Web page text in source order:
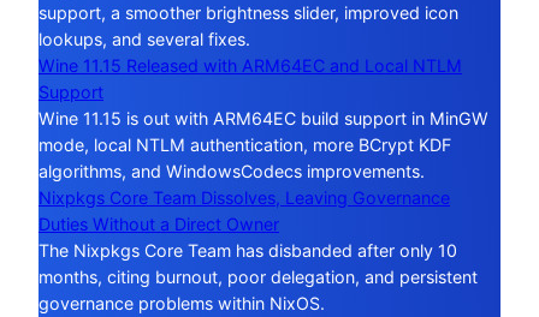
support, a smoother brightness slider, improved icon
lookups, and several fixes.
Wine 11.15 Released with ARM64EC and Local NTLM
Support
Wine 11.15 is out with ARM64EC build support in MinGW
mode, local NTLM authentication, more BCrypt KDF
algorithms, and WindowsCodecs improvements.
Nixpkgs Core Team Dissolves, Leaving Governance
Duties Without a Direct Owner
The Nixpkgs Core Team has disbanded after only 10
months, citing burnout, poor delegation, and persistent
governance problems within NixOS.